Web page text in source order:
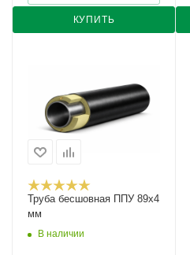
КУПИТЬ
Труба бесшовная ППУ 89х4
мм
В наличии